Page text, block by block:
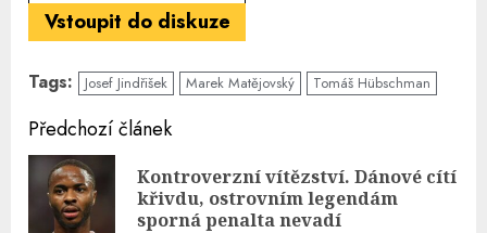
Vstoupit do diskuze
Tags: Josef Jindřišek Marek Matějovský Tomáš Hübschman
Continue
Reading
Předchozí článek
Kontroverzní vítězství. Dánové cítí
křivdu, ostrovním legendám
sporná penalta nevadí